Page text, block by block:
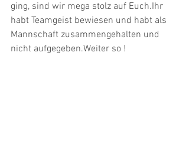
ging, sind wir mega stolz auf Euch.Ihr
habt Teamgeist bewiesen und habt als
Mannschaft zusammengehalten und
nicht aufgegeben.Weiter so !